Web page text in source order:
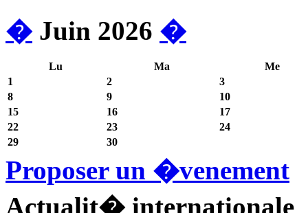
�Juin 2026 �
Lu Ma
Me
1
2
3
8
9
10
15
16
17
22
23
24
29
30
Proposer un �venement
Actualit� internationale